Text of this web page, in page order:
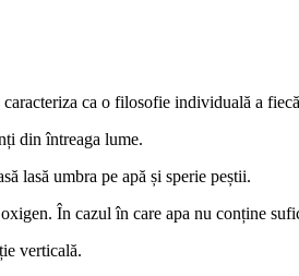
ca o filosofie individuală a
din întreaga lume.
lasă umbra pe apă și sperie peștii.
În cazul în care apa nu conține
verticală.